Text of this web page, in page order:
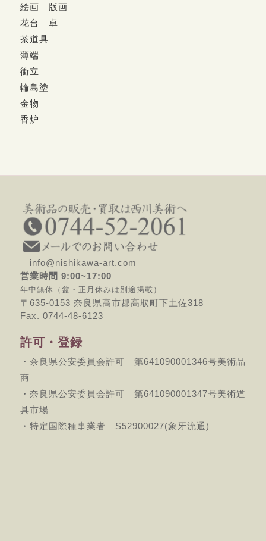
絵画 版画
花台 卓
茶道具
薄端
衝立
輪島塗
金物
香炉
info@nishikawa-art.com
営業時間 9:00~17:00
年中無休（盆・正月休みは別途掲載）
〒635-0153 奈良県高市郡高取町下土佐318
Fax. 0744-48-6123
許可・登録
・奈良県公安委員会許可 第641090001346号美術品
商
・奈良県公安委員会許可 第641090001347号美術道
具市場
・特定国際種事業者 S52900027(象牙流通)